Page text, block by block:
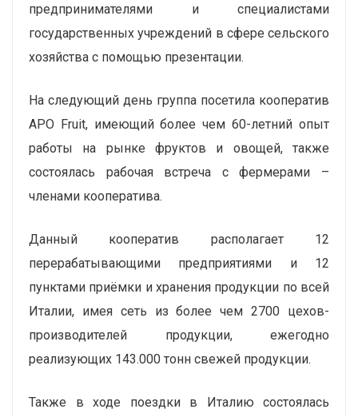
предпринимателями и специалистами
государственных учреждений в сфере сельского
хозяйства с помощью презентации.
На следующий день группа посетила кооператив
APO Fruit, имеющий более чем 60-летний опыт
работы на рынке фруктов и овощей, также
состоялась рабочая встреча с фермерами –
членами кооператива.
Данный кооператив располагает 12
перерабатывающими предприятиями и 12
пунктами приёмки и хранения продукции по всей
Италии, имея сеть из более чем 2700 цехов-
производителей продукции, ежегодно
реализующих 143.000 тонн свежей продукции.
Также в ходе поездки в Италию состоялась